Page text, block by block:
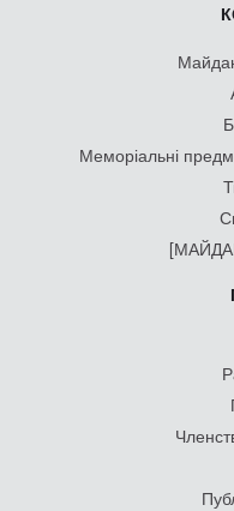
Меморіальні